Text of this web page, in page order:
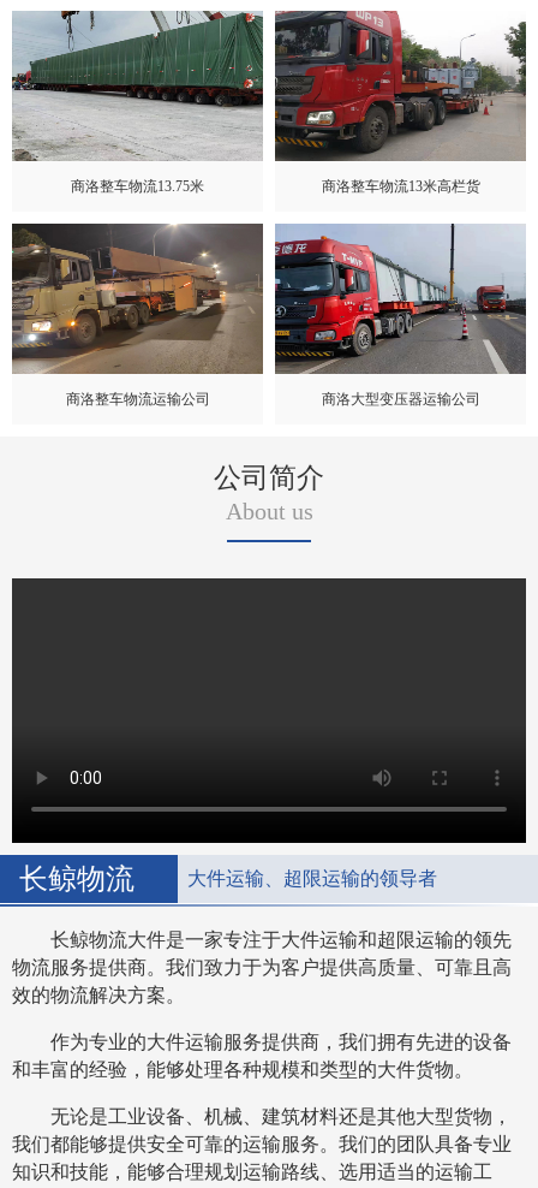
商洛整车物流13.75米 商洛整车物流13米高栏货
商洛整车物流运输公司 商洛大型变压器运输公司
公司简介
About us
长鲸物流 大件运输、超限运输的领导者
长鲸物流大件是一家专注于大件运输和超限运输的领先
物流服务提供商。我们致力于为客户提供高质量、可靠且高
效的物流解决方案。
作为专业的大件运输服务提供商，我们拥有先进的设备
和丰富的经验，能够处理各种规模和类型的大件货物。
无论是工业设备、机械、建筑材料还是其他大型货物，
我们都能够提供安全可靠的运输服务。我们的团队具备专业
知识和技能，能够合理规划运输路线、选用适当的运输工